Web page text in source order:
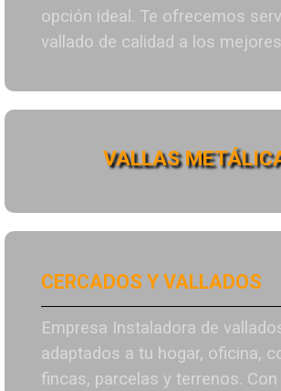
opción ideal. Te ofrecemos
vallado de calidad a los
VALLAS
CERCADOS Y VALLADOS
Empresa Instaladora de
adaptados a tu hogar, oficina,
fincas, parcelas y terrenos. Con